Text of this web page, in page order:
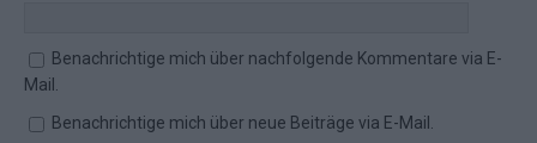
Benachrichtige mich über nachfolgende Kommentare via E-
Mail.
Benachrichtige mich über neue Beiträge via E-Mail.